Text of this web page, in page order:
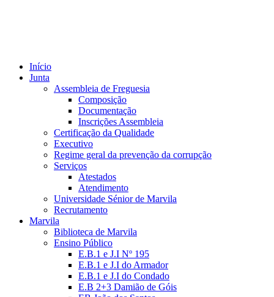
Início
Junta
Assembleia de Freguesia
Composição
Documentação
Inscrições Assembleia
Certificação da Qualidade
Executivo
Regime geral da prevenção da corrupção
Serviços
Atestados
Atendimento
Universidade Sénior de Marvila
Recrutamento
Marvila
Biblioteca de Marvila
Ensino Público
E.B.1 e J.I Nº 195
E.B.1 e J.I do Armador
E.B.1 e J.I do Condado
E.B 2+3 Damião de Góis